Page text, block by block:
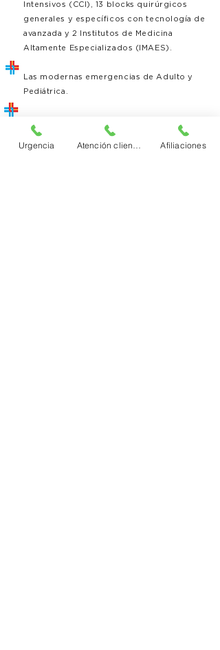
Intensivos (CCI), 13 blocks quirúrgicos
generales y específicos con tecnología de
avanzada y 2 Institutos de Medicina
Altamente Especializados (IMAES).
Las modernas emergencias de Adulto y
Pediátrica.
profesionales más destacados del medio, a
disposición del socio para prevenir, tratar y
Urgencia Afiliaciones